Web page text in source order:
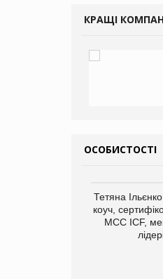
КРАЩІ
ОСОБИСТОСТІ
Тетяна
коуч,
МСС ICF,